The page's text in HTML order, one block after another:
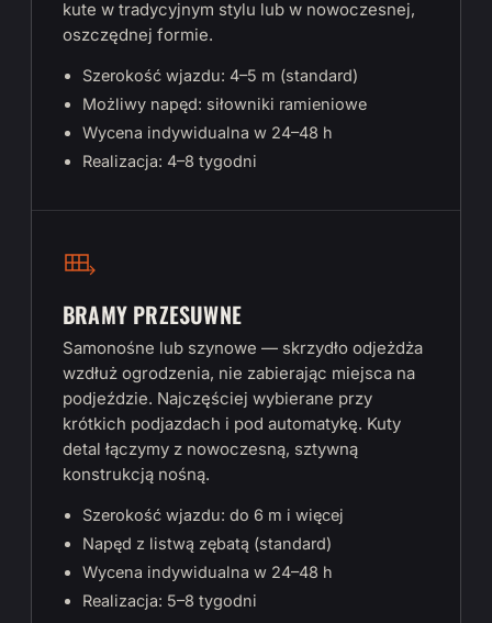
kute w tradycyjnym stylu lub w nowoczesnej,
oszczędnej formie.
Szerokość wjazdu: 4–5 m (standard)
Możliwy napęd: siłowniki ramieniowe
Wycena indywidualna w 24–48 h
Realizacja: 4–8 tygodni
BRAMY PRZESUWNE
Samonośne lub szynowe — skrzydło odjeżdża
wzdłuż ogrodzenia, nie zabierając miejsca na
podjeździe. Najczęściej wybierane przy
krótkich podjazdach i pod automatykę. Kuty
detal łączymy z nowoczesną, sztywną
konstrukcją nośną.
Szerokość wjazdu: do 6 m i więcej
Napęd z listwą zębatą (standard)
Wycena indywidualna w 24–48 h
Realizacja: 5–8 tygodni